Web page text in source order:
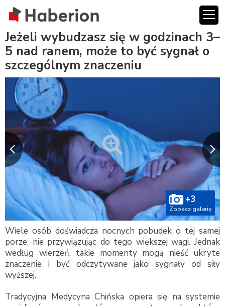
Jeżeli wybudzasz się w godzinach 3–
5 nad ranem, może to być sygnał o
szczególnym znaczeniu
+3
Zobacz galerię
Wiele osób doświadcza nocnych pobudek o tej samej
porze, nie przywiązując do tego większej wagi. Jednak
według wierzeń, takie momenty mogą nieść ukryte
znaczenie i być odczytywane jako sygnały od siły
wyższej.
Tradycyjna Medycyna Chińska opiera się na systemie